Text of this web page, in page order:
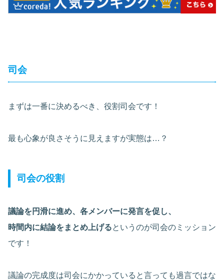
司会
まずは一番に決めるべき、役割司会です！
最も心象が良さそうに見えますが実態は…？
司会の役割
議論を円滑に進め、各メンバーに発言を促し、
時間内に結論をまとめ上げるというのが司会のミッション
です！
議論の完成度は司会にかかっていると言っても過言ではな